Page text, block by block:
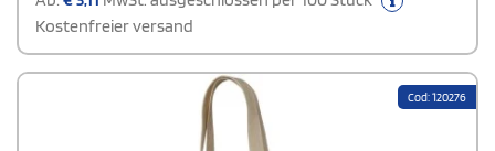
Kostenfreier versand
Cod: 120276